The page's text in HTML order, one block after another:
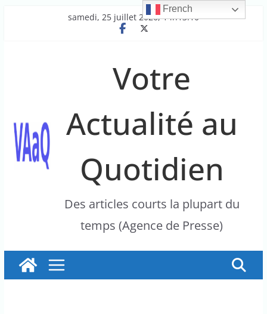
samedi, 25 juillet 2026, 14h13:10
Votre
Actualité au
Quotidien
Des articles courts la plupart du
temps (Agence de Presse)
French